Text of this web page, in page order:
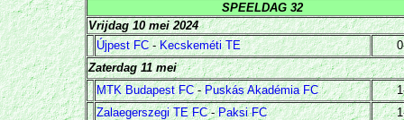
SPEELDAG 32
Vrijdag 10 mei 2024
Újpest FC -Kecskeméti TE
Zaterdag 11 mei
MTK Budapest FC-Puskás Akadémia FC
Zalaegerszegi TE FC-Paksi FC